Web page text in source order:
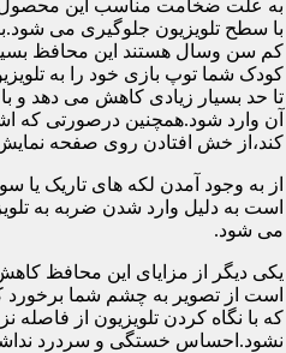
به علت ضخامت مناسب این محصول
با سطح تلویزیون جلوگیری می
کم سن وسال هستند این محافظ
کودک شما توپ بازی خود را به
تا حد بسیار زیادی کاهش می دهد و
آن وارد شود.همچنین درصورتی که
کند،از خش افتادن روی صفحه
از به وجود آمدن لکه های تاریک
است به دلیل وارد شدن ضربه به
می شود.
یکی دیگر از مزایای این محافظ
است از تصویر به چشم شما
که با نگاه کردن تلویزیون از
نشود.احساس خستگی و سردرد